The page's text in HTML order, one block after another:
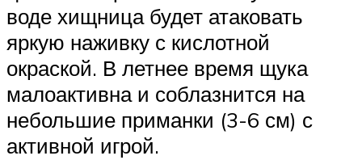
воде хищница будет атаковать
яркую наживку с кислотной
окраской. В летнее время щука
малоактивна и соблазнится на
небольшие приманки (3-6 см) с
активной игрой.